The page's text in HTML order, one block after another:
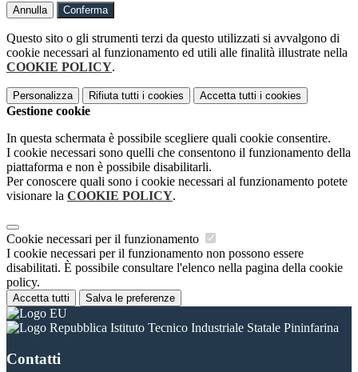
Annulla Conferma
Questo sito o gli strumenti terzi da questo utilizzati si avvalgono di
cookie necessari al funzionamento ed utili alle finalità illustrate nella
COOKIE POLICY.
Personalizza Rifiuta tutti i cookies Accetta tutti i cookies
Gestione cookie
In questa schermata è possibile scegliere quali cookie consentire.
I cookie necessari sono quelli che consentono il funzionamento della
piattaforma e non è possibile disabilitarli.
Per conoscere quali sono i cookie necessari al funzionamento potete
visionare la COOKIE POLICY.
Cookie necessari per il funzionamento
I cookie necessari per il funzionamento non possono essere
disabilitati. È possibile consultare l'elenco nella pagina della cookie
policy.
Accetta tutti Salva le preferenze
Istituto Tecnico Industriale Statale Pininfarina
Contatti